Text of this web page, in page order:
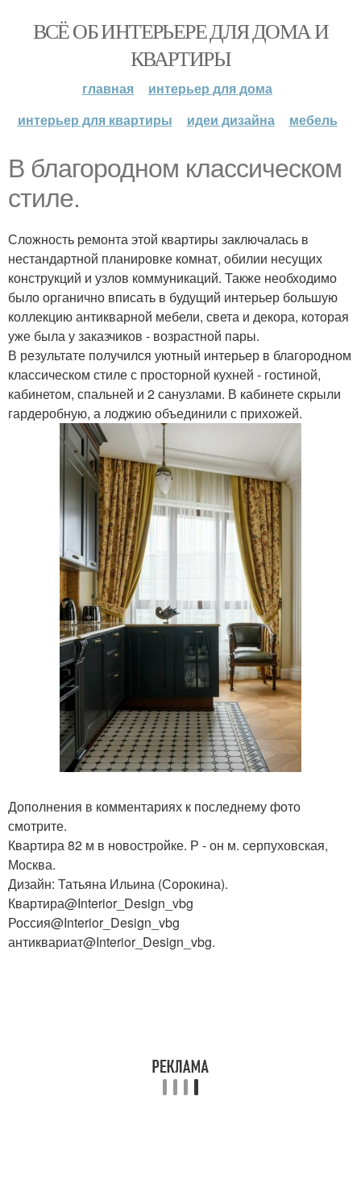
ВСЁ ОБ ИНТЕРЬЕРЕ ДЛЯ ДОМА И
КВАРТИРЫ
главная
интерьер для дома
интерьер для квартиры
идеи дизайна мебель
В благородном классическом
стиле.
Сложность ремонта этой квартиры заключалась в
нестандартной планировке комнат, обилии несущих
конструкций и узлов коммуникаций. Также необходимо
было органично вписать в будущий интерьер большую
коллекцию антикварной мебели, света и декора, которая
уже была у заказчиков - возрастной пары.
В результате получился уютный интерьер в благородном
классическом стиле с просторной кухней - гостиной,
кабинетом, спальней и 2 санузлами. В кабинете скрыли
гардеробную, а лоджию объединили с прихожей.
Дополнения в комментариях к последнему фото
смотрите.
Квартира 82 м в новостройке. Р - он м. серпуховская,
Москва.
Дизайн: Татьяна Ильина (Сорокина).
Квартира@Interior_Design_vbg
Россия@Interior_Design_vbg
антиквариат@Interior_Design_vbg.